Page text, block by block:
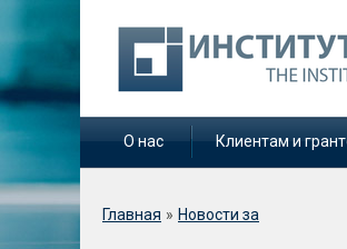
О нас Клиентам и
Вы здесь
Главная » Новости за